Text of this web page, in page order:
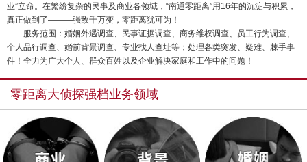
业”立命。在繁纷复杂的民事及商业各领域，“南通零距离”用16年的沉淀与积累，
真正做到了———强敌千万变，零距离犹可为！
服务范围：婚姻外遇调查、民事证据调查、商务维权调查、员工行为调查、
个人品行调查、婚前背景调查、专业找人查址等；处理各类突发、疑难、棘手事
件！全力为广大个人、群众百姓以及企业解决家庭和工作中的问题！
零距离大侦探强档业务领域